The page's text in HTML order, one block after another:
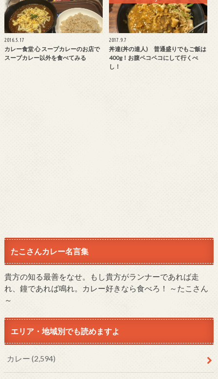
2016.5.17
カレー食堂 心 スープカレーのお店で
スープカレー以外を食べてみる
2017.9.7
丼達(丼の達人) 普通盛りでもご飯は
400g！お腹ペコペコにして行くべ
し！
たこさんカレー名言集
貴方の知る最善をなせ。もし貴方がランナーであれば走
れ、鐘であれば鳴れ。カレー好きなら食べろ！ ～たこさん
～
エリア・地域別でも読めますよ
カレー (2,594)